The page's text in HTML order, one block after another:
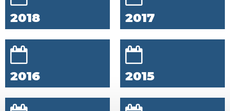
2018 2017
2016 2015